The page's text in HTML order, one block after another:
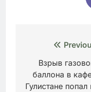
Навигация
по
записям
Взрыв
баллона в
Гулистане попал